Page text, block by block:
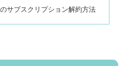
サブスクリプション解約方法